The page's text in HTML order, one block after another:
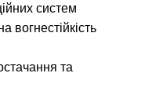
систем
вогнестійкість
та